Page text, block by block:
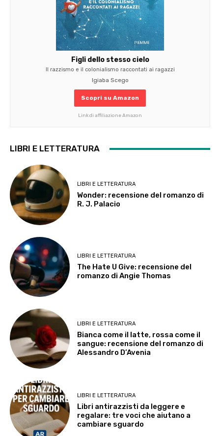
Figli dello stesso cielo
Il razzismo e il colonialismo raccontati ai ragazzi
Igiaba Scego
Scopri su Amazon
Link di affiliazione Amazon
LIBRI E LETTERATURA
LIBRI E LETTERATURA
Wonder: recensione del romanzo di
R. J. Palacio
LIBRI E LETTERATURA
The Hate U Give: recensione del
romanzo di Angie Thomas
LIBRI E LETTERATURA
Bianca come il latte, rossa come il
sangue: recensione del romanzo di
Alessandro D’Avenia
LIBRI E LETTERATURA
Libri antirazzisti da leggere e
regalare: tre voci che aiutano a
cambiare sguardo